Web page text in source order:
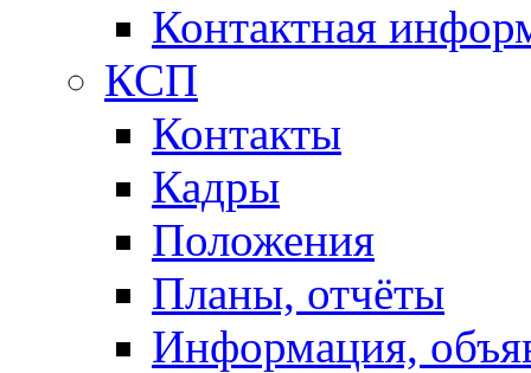
Контактная
КСП
Контакты
Кадры
Положения
Планы, отчёты
Информация,